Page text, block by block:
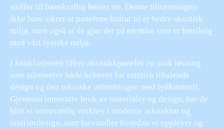
stoffer til bærekraftig høstet tre. Denne tilnærmingen
ikke bare sikrer at panelene bidrar til et bedre akustisk
miljø, men også at de gjør det på en måte som er forsiktig
med vårt fysiske miljø.
I konklusjonen tilbyr akustikkpaneler en unik løsning
som adresserer både behovet for estetisk tiltalende
design og den tekniske utfordringen med lydkontroll.
Gjennom innovativ bruk av materialer og design, har de
blitt et uunnværlig verktøy i moderne arkitektur og
interiørdesign, som forvandler hvordan vi opplever og